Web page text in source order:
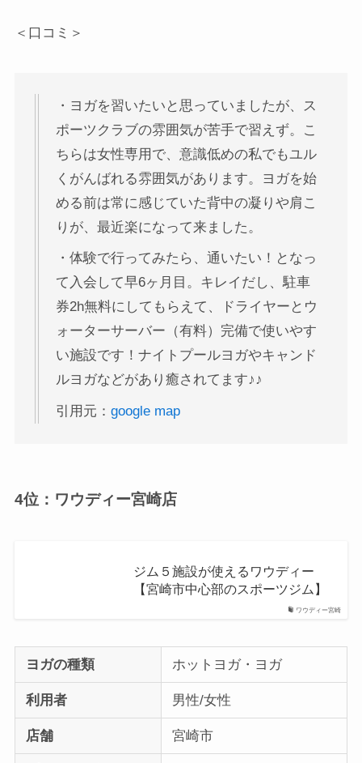
＜口コミ＞
・ヨガを習いたいと思っていましたが、ス
ポーツクラブの雰囲気が苦手で習えず。こ
ちらは女性専用で、意識低めの私でもユル
くがんばれる雰囲気があります。ヨガを始
める前は常に感じていた背中の凝りや肩こ
りが、最近楽になって来ました。
・体験で行ってみたら、通いたい！となっ
て入会して早6ヶ月目。キレイだし、駐車
券2h無料にしてもらえて、ドライヤーとウ
ォーターサーバー（有料）完備で使いやす
い施設です！ナイトプールヨガやキャンド
ルヨガなどがあり癒されてます♪♪
引用元： google map
4位：ワウディー宮崎店
ワウディー宮崎
ジム５施設が使えるワウディー
【宮崎市中心部のスポーツジム】
ヨガの種類 ホットヨガ・ヨガ
利用者 男性/女性
店舗 宮崎市